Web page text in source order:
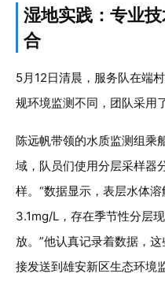
湿地实践：专业
合
5月12日清晨，服务队在端
规环境监测不同，团队采用
陈远帆带领的水质监测组乘
域，队员们使用分层采样器
样。“数据显示，表层水体
3.1mg/L，存在季节性分层
放。”他认真记录着数据，
接发送到雄安新区生态环境